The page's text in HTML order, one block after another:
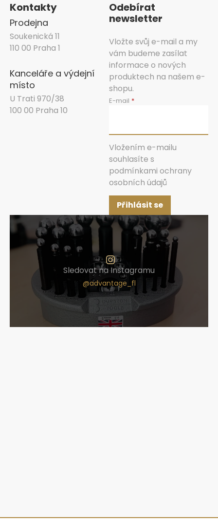
Kontakty
Prodejna
Soukenická 11
110 00 Praha 1
Kanceláře a výdejní
místo
U Trati 970/38
100 00 Praha 10
Odebírat
newsletter
Vložte svůj e-mail a my
vám budeme zasílat
informace o nových
produktech na našem e-
shopu.
E-mail
Vložením e-mailu
souhlasíte s
podmínkami ochrany
osobních údajů
Přihlásit se
Sledovat na Instagramu